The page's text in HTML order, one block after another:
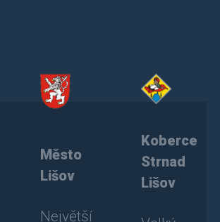
Město
Lišov
Největší
Koberce
Strnad
Lišov